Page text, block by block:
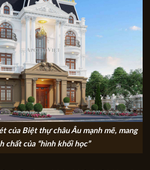
của Biệt thự châu Âu mạnh mẽ, mang
chất của “hình khối học”